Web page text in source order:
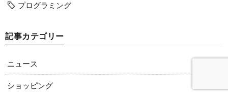
プログラミング
記事カテゴリー
ニュース
ショッピング